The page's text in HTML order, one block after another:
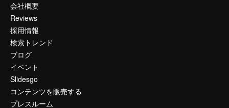
会社概要
Reviews
採用情報
検索トレンド
ブログ
イベント
Slidesgo
コンテンツを販売する
プレスルーム